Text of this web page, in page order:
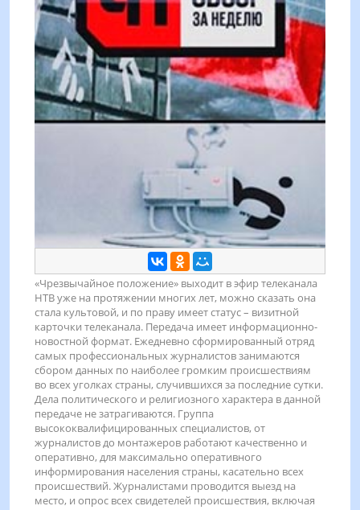
«Чрезвычайное положение» выходит в эфир телеканала
НТВ уже на протяжении многих лет, можно сказать она
стала культовой, и по праву имеет статус – визитной
карточки телеканала. Передача имеет информационно-
новостной формат. Ежедневно сформированный отряд
самых профессиональных журналистов занимаются
сбором данных по наиболее громким происшествиям
во всех уголках страны, случившихся за последние сутки.
Дела политического и религиозного характера в данной
передаче не затрагиваются. Группа
высококвалифицированных специалистов, от
журналистов до монтажеров работают качественно и
оперативно, для максимально оперативного
информирования населения страны, касательно всех
происшествий. Журналистами проводится выезд на
место, и опрос всех свидетелей происшествия, включая